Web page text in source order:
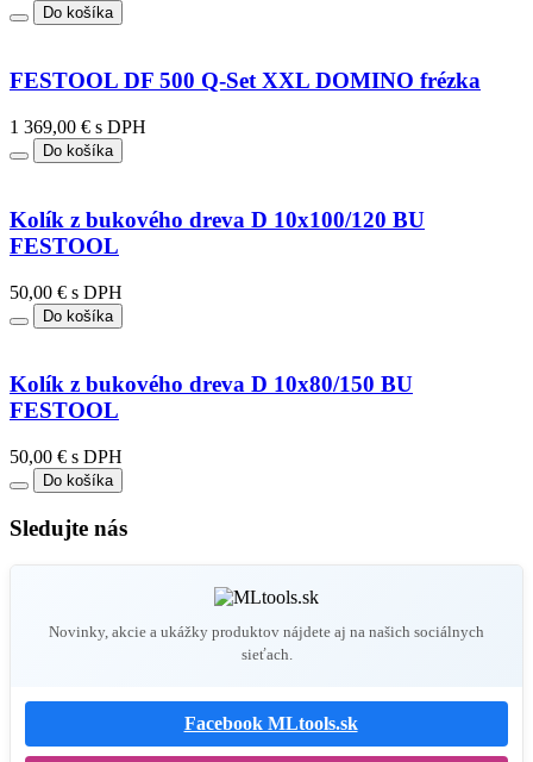
Do košíka
FESTOOL DF 500 Q-Set XXL DOMINO frézka
1 369,00 € s DPH
Do košíka
Kolík z bukového dreva D 10x100/120 BU
FESTOOL
50,00 € s DPH
Do košíka
Kolík z bukového dreva D 10x80/150 BU
FESTOOL
50,00 € s DPH
Do košíka
Sledujte nás
Novinky, akcie a ukážky produktov nájdete aj na našich sociálnych
sieťach.
Facebook MLtools.sk